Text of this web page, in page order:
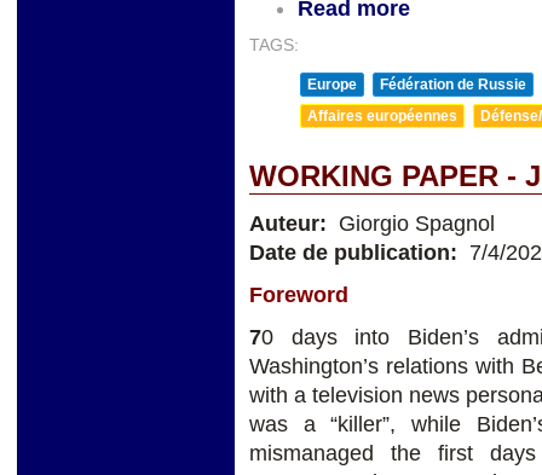
Read more
TAGS:
Europe
Fédération de Russie
Affaires européennes
WORKING PAPER -
Auteur: Giorgio Spagnol
Date de publication: 7/4/
Foreword
70 days into Biden’s
Washington’s relations with
with a television news
was a “killer”, while
mismanaged the first